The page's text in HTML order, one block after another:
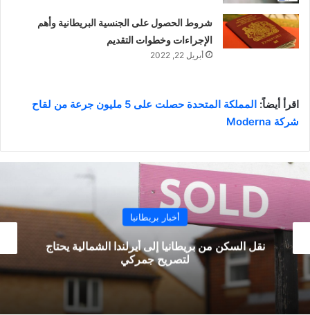
شروط الحصول على الجنسية البريطانية وأهم
الإجراءات وخطوات التقديم
أبريل 22, 2022
اقرأ أيضاً:
المملكة المتحدة حصلت على 5 مليون جرعة من لقاح
شركة Moderna
أخبار بريطانيا
موجة حر ودرجات حرارة مرتفعة في طريقها إلى
إنجلترا